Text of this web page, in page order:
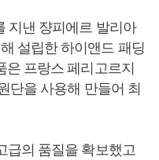
지낸 쟝피에르 발리아
설립한 하이앤드 패딩
은 프랑스 페리고르지
단을 사용해 만들어 최
급의 품질을 확보했고